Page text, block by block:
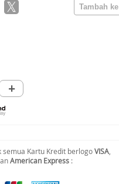
+
Kartu Kredit berlogoVISA
American Express :